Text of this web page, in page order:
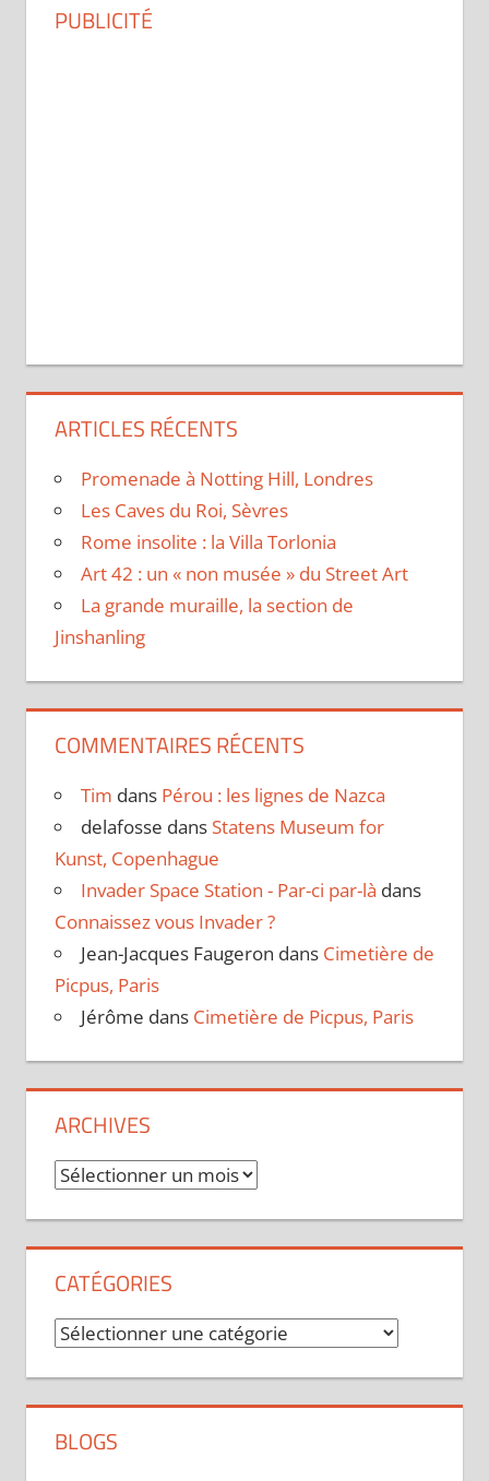
PUBLICITÉ
ARTICLES RÉCENTS
Promenade à Notting Hill, Londres
Les Caves du Roi, Sèvres
Rome insolite : la Villa Torlonia
Art 42 : un « non musée » du Street Art
La grande muraille, la section de
Jinshanling
COMMENTAIRES RÉCENTS
Tim dans Pérou : les lignes de Nazca
delafosse dans Statens Museum for
Kunst, Copenhague
Invader Space Station - Par-ci par-là dans
Connaissez vous Invader ?
Jean-Jacques Faugeron dans Cimetière de
Picpus, Paris
Jérôme dans Cimetière de Picpus, Paris
ARCHIVES
Archives
CATÉGORIES
Catégories
BLOGS